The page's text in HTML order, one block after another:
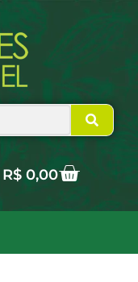
R$0,00Cart